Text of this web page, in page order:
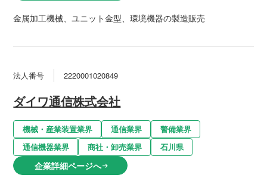
金属加工機械、ユニット金型、環境機器の製造販売
法人番号 2220001020849
ダイワ通信株式会社
機械・産業装置業界 通信業界
警備業界
通信機器業界
商社・卸売業界 石川県
企業詳細ページへarrow_right_alt